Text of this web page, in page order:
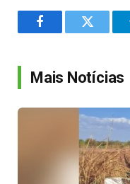
FacebookTwitter
Mais Notícias